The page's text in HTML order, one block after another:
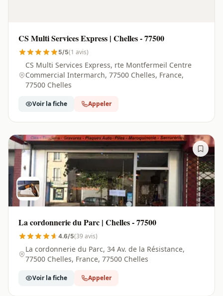
CS Multi Services Express | Chelles - 77500
5/5(1 avis)
CS Multi Services Express, rte Montfermeil Centre
Commercial Intermarch, 77500 Chelles, France,
77500 Chelles
Voir la fiche Appeler
La cordonnerie du Parc | Chelles - 77500
4.6/5(39 avis)
La cordonnerie du Parc, 34 Av. de la Résistance,
77500 Chelles, France, 77500 Chelles
Voir la fiche Appeler